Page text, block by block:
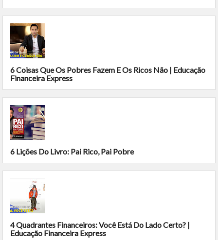
6 Coisas Que Os Pobres Fazem E Os Ricos Não | Educação
Financeira Express
6 Lições Do Livro: Pai Rico, Pai Pobre
4 Quadrantes Financeiros: Você Está Do Lado Certo? |
Educação Financeira Express